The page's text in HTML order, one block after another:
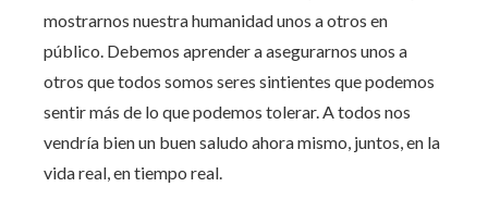
mostrarnos nuestra humanidad unos a otros en
público. Debemos aprender a asegurarnos unos a
otros que todos somos seres sintientes que podemos
sentir más de lo que podemos tolerar. A todos nos
vendría bien un buen saludo ahora mismo, juntos, en la
vida real, en tiempo real.